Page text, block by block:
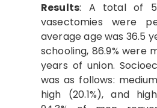
Results: A total of
vasectomies were
average age was 36.5
schooling, 86.9% were
years of union.
was as follows:
high (20.1%), and